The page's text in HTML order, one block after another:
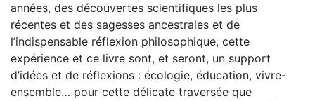
années, des découvertes scientifiques les plus
récentes et des sagesses ancestrales et de
l’indispensable réflexion philosophique, cette
expérience et ce livre sont, et seront, un support
d’idées et de réflexions : écologie, éducation, vivre-
ensemble… pour cette délicate traversée que